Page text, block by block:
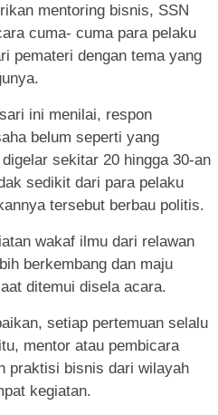
mentoring bisnis, SSN
cuma- cuma para pelaku
pemateri dengan tema yang
ini menilai, respon
belum seperti yang
sekitar 20 hingga 30-an
sedikit dari para pelaku
tersebut berbau politis.
wakaf ilmu dari relawan
berkembang dan maju
ditemui disela acara.
setiap pertemuan selalu
mentor atau pembicara
praktisi bisnis dari wilayah
kegiatan.